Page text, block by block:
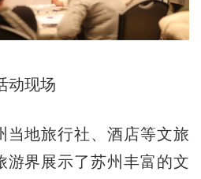
动现场
地旅行社、酒店等文旅
游界展示了苏州丰富的文